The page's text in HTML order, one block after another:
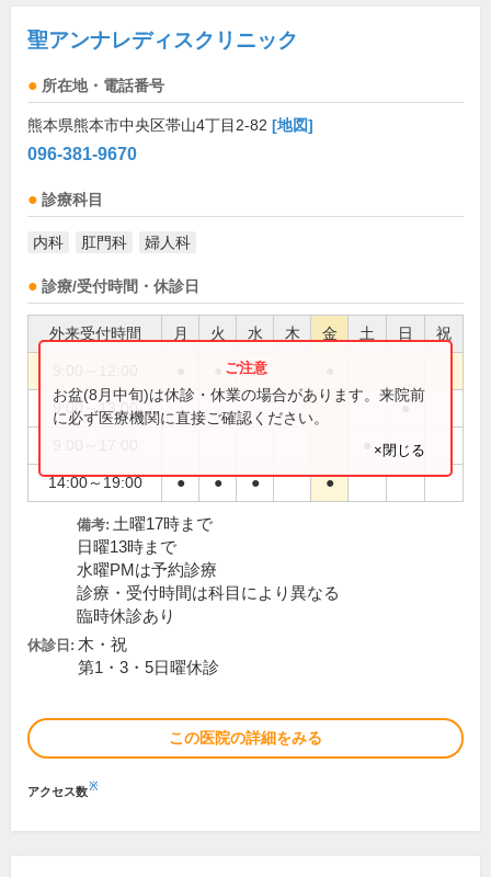
聖アンナレディスクリニック
所在地・電話番号
熊本県熊本市中央区帯山4丁目2-82 [地図]
096-381-9670
診療科目
内科 肛門科 婦人科
診療/受付時間・休診日
外来受付時間 月 火 水 木 金 土 日 祝
●
9:00～13:00 ●
14:00～19:00 ● ● ● ●
お盆(8月中旬)は休診・休業の場合があります。来院前
に必ず医療機関に直接ご確認ください。
×閉じる
備考: 土曜17時まで
日曜13時まで
水曜PMは予約診療
診療・受付時間は科目により異なる
臨時休診あり
休診日: 木・祝
第1・3・5日曜休診
この医院の詳細をみる
アクセス数※